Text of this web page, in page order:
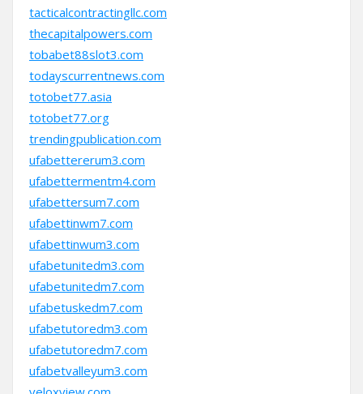
tacticalcontractingllc.com
thecapitalpowers.com
tobabet88slot3.com
todayscurrentnews.com
totobet77.asia
totobet77.org
trendingpublication.com
ufabettererum3.com
ufabettermentm4.com
ufabettersum7.com
ufabettinwm7.com
ufabettinwum3.com
ufabetunitedm3.com
ufabetunitedm7.com
ufabetuskedm7.com
ufabetutoredm3.com
ufabetutoredm7.com
ufabetvalleyum3.com